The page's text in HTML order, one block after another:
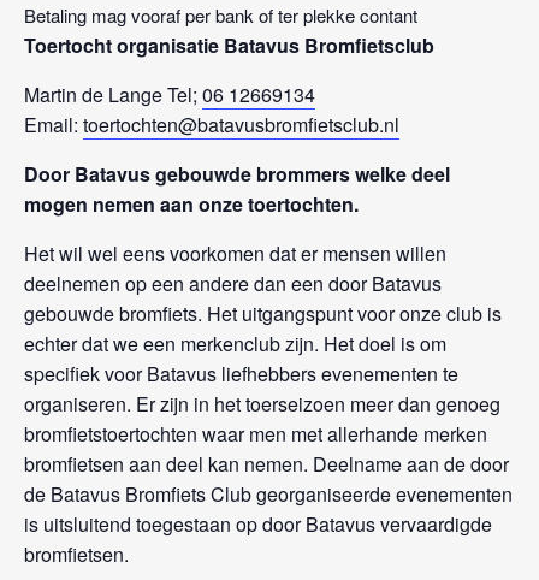
Betaling mag vooraf per bank of ter plekke contant
Toertocht organisatie Batavus Bromfietsclub
Martin de Lange Tel; 06 12669134
Email: toertochten@batavusbromfietsclub.nl
Door Batavus gebouwde brommers welke deel
mogen nemen aan onze toertochten.
Het wil wel eens voorkomen dat er mensen willen
deelnemen op een andere dan een door Batavus
gebouwde bromfiets. Het uitgangspunt voor onze club is
echter dat we een merkenclub zijn. Het doel is om
specifiek voor Batavus liefhebbers evenementen te
organiseren. Er zijn in het toerseizoen meer dan genoeg
bromfietstoertochten waar men met allerhande merken
bromfietsen aan deel kan nemen. Deelname aan de door
de Batavus Bromfiets Club georganiseerde evenementen
is uitsluitend toegestaan op door Batavus vervaardigde
bromfietsen.